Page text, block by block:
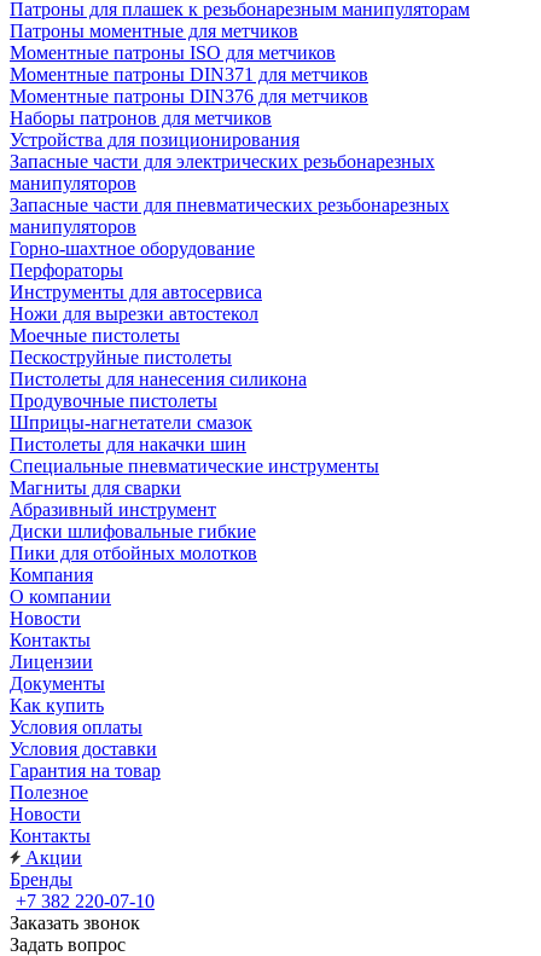
Патроны для плашек к резьбонарезным манипуляторам
Патроны моментные для метчиков
Моментные патроны ISO для метчиков
Моментные патроны DIN371 для метчиков
Моментные патроны DIN376 для метчиков
Наборы патронов для метчиков
Устройства для позиционирования
Запасные части для электрических резьбонарезных
манипуляторов
Запасные части для пневматических резьбонарезных
манипуляторов
Горно-шахтное оборудование
Перфораторы
Инструменты для автосервиса
Ножи для вырезки автостекол
Моечные пистолеты
Пескоструйные пистолеты
Пистолеты для нанесения силикона
Продувочные пистолеты
Шприцы-нагнетатели смазок
Пистолеты для накачки шин
Специальные пневматические инструменты
Магниты для сварки
Абразивный инструмент
Диски шлифовальные гибкие
Пики для отбойных молотков
Компания
О компании
Новости
Контакты
Лицензии
Документы
Как купить
Условия оплаты
Условия доставки
Гарантия на товар
Полезное
Новости
Контакты
Акции
Бренды
+7 382 220-07-10
Заказать звонок
Задать вопрос